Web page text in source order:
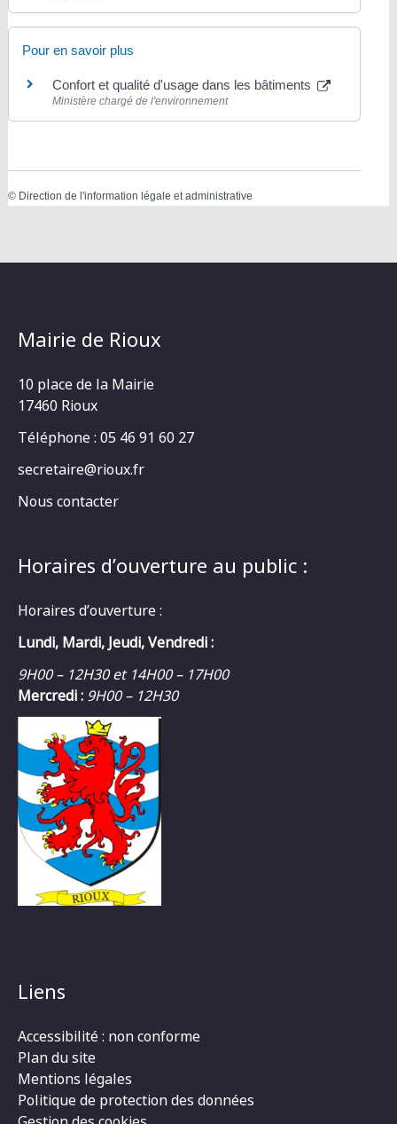
Pour en savoir plus
Confort et qualité d'usage dans les bâtiments
Ministère chargé de l'environnement
© Direction de l'information légale et administrative
Mairie de Rioux
10 place de la Mairie
17460 Rioux
Téléphone : 05 46 91 60 27
secretaire@rioux.fr
Nous contacter
Horaires d’ouverture au public :
Horaires d’ouverture :
Lundi, Mardi, Jeudi, Vendredi :
9H00 – 12H30 et 14H00 – 17H00
Mercredi : 9H00 – 12H30
Liens
Accessibilité : non conforme
Plan du site
Mentions légales
Politique de protection des données